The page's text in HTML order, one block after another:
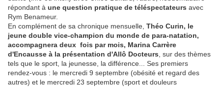
répondant à une question pratique de téléspectateurs avec
Rym Benameur.
En complément de sa chronique mensuelle, Théo Curin, le
jeune double vice-champion du monde de para-natation,
accompagnera deux fois par mois, Marina Carrère
d'Encausse à la présentation d'Allô Docteurs , sur des thèmes
tels que le sport, la jeunesse, la différence... Ses premiers
rendez-vous : le mercredi 9 septembre (obésité et regard des
autres) et le mercredi 23 septembre (sport et douleurs